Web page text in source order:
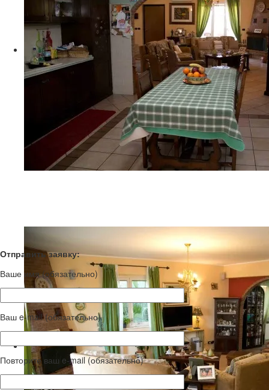
Отправить заявку:
Ваше имя (обязательно)
Ваш e-mail (обязательно)
Повторите ваш e-mail (обязательно)